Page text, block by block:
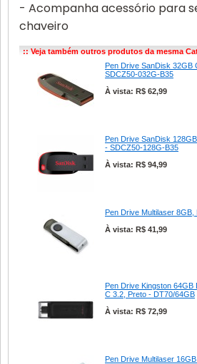
- Acompanha acessório para
chaveiro
:: Veja também outros produtos da mesma
Pen Drive SanDisk 32GB
SDCZ50-032G-B35
À vista: R$ 62,99
Pen Drive SanDisk
- SDCZ50-128G-B35
À vista: R$ 94,99
Pen Drive Multilaser 8GB,
À vista: R$ 41,99
Pen Drive Kingston 64GB
C 3.2, Preto - DT70/64GB
À vista: R$ 72,99
Pen Drive Multilaser